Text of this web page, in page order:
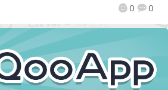
0 0